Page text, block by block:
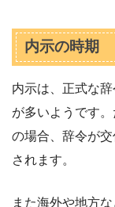
内示の時期
内示は、正式な
が多いようです
の場合、辞令が
されます。
また海外や地方